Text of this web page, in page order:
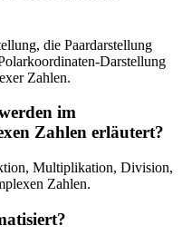
die Paardarstellung
Darstellung
Zahlen.
im
Zahlen erläutert?
Multiplikation, Division,
Zahlen.